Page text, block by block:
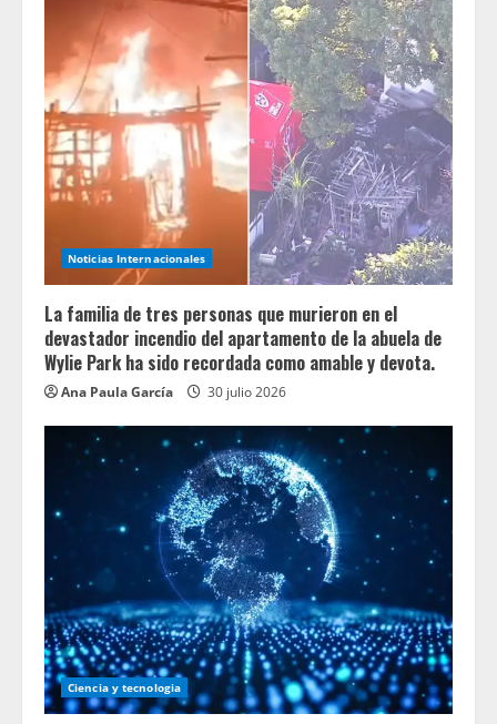
Noticias Internacionales
La familia de tres personas que murieron en el
devastador incendio del apartamento de la abuela de
Wylie Park ha sido recordada como amable y devota.
Ana Paula García 30 julio 2026
Ciencia y tecnologia